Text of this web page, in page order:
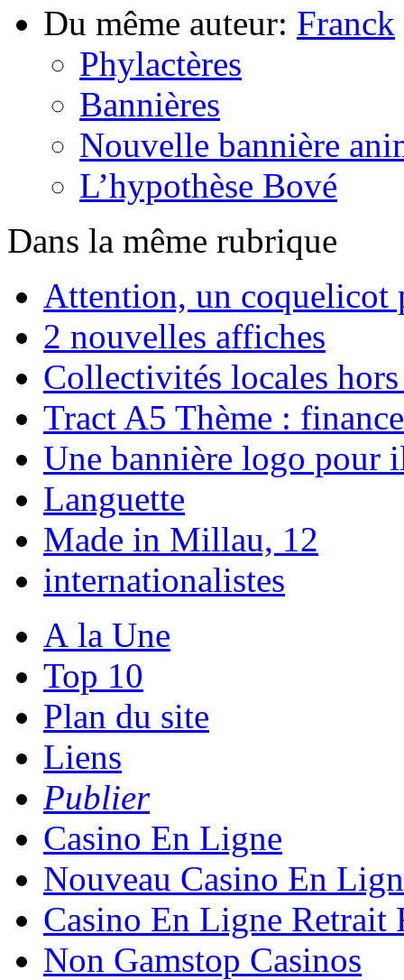
Du même auteur: Franck
Phylactères
Bannières
Nouvelle bannière
L’hypothèse Bové
Dans la même rubrique
Attention, un coquelicot
2 nouvelles affiches
Collectivités locales
Tract A5 Thème :
Une bannière logo pour
Languette
Made in Millau, 12
internationalistes
A la Une
Top 10
Plan du site
Liens
Publier
Casino En Ligne
Nouveau Casino En
Casino En Ligne Retrait
Non Gamstop Casinos